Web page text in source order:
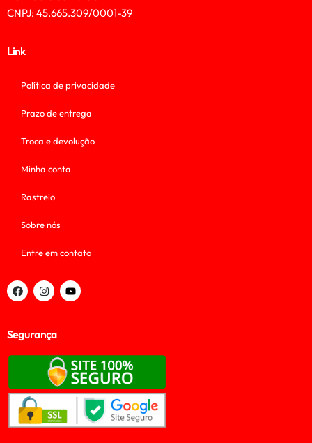
CNPJ: 45.665.309/0001-39
Link
Política de privacidade
Prazo de entrega
Troca e devolução
Minha conta
Rastreio
Sobre nós
Entre em contato
Segurança